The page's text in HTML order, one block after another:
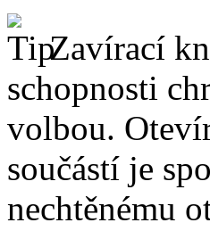
Zavírací
schopnosti
volbou.
součástí je
nechtěnému